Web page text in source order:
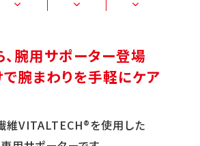
、腕用サポーター登場
腕まわりを手軽にケア
維VITALTECH®を使用した